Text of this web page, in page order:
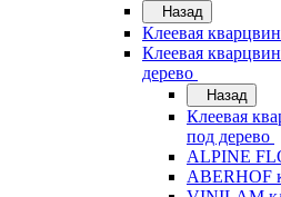
Назад
Клеевая
Клеевая
дерево
Назад
Клеевая
под дерево
ALPINE
ABERHOF